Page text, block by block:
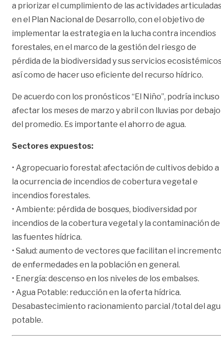
a priorizar el cumplimiento de las actividades
en el Plan Nacional de Desarrollo, con el objetivo de
implementar la estrategia en la lucha contra incendios
forestales, en el marco de la gestión del riesgo de
pérdida de la biodiversidad y sus servicios
así como de hacer uso eficiente del recurso hídrico.
De acuerdo con los pronósticos “El Niño”, podría incluso
afectar los meses de marzo y abril con lluvias por debajo
del promedio. Es importante el ahorro de agua.
Sectores expuestos:
• Agropecuario forestal: afectación de cultivos debido a
la ocurrencia de incendios de cobertura vegetal e
incendios forestales.
• Ambiente: pérdida de bosques, biodiversidad por
incendios de la cobertura vegetal y la contaminación de
las fuentes hídrica.
• Salud: aumento de vectores que facilitan el
de enfermedades en la población en general.
• Energía: descenso en los niveles de los embalses.
• Agua Potable: reducción en la oferta hídrica.
Desabastecimiento racionamiento parcial /total del
potable.